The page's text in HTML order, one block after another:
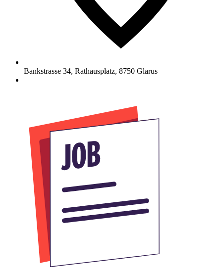
Bankstrasse 34, Rathausplatz, 8750 Glarus